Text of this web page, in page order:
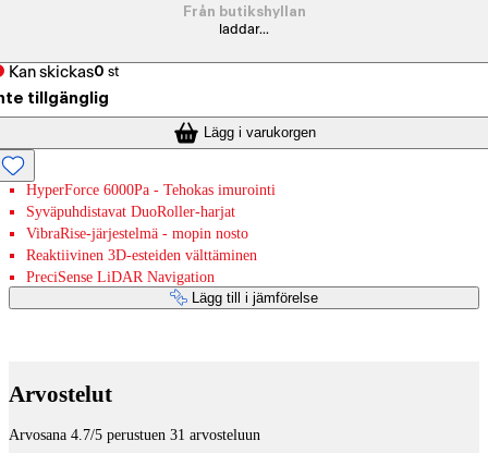
Från butikshyllan
laddar...
Kan skickas0 st
tillgänglig
Lägg i varukorgen
HyperForce 6000Pa - Tehokas imurointi
Syväpuhdistavat DuoRoller-harjat
VibraRise-järjestelmä - mopin nosto
Reaktiivinen 3D-esteiden välttäminen
PreciSense LiDAR Navigation
Lägg till i jämförelse
Arvostelut
Arvosana 4.7/5 perustuen 31 arvosteluun